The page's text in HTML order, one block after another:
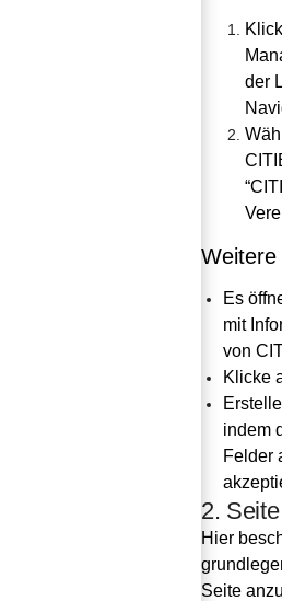
der
Es
mit
von
Klicke
indem
Felder
2.
Hier
Seite